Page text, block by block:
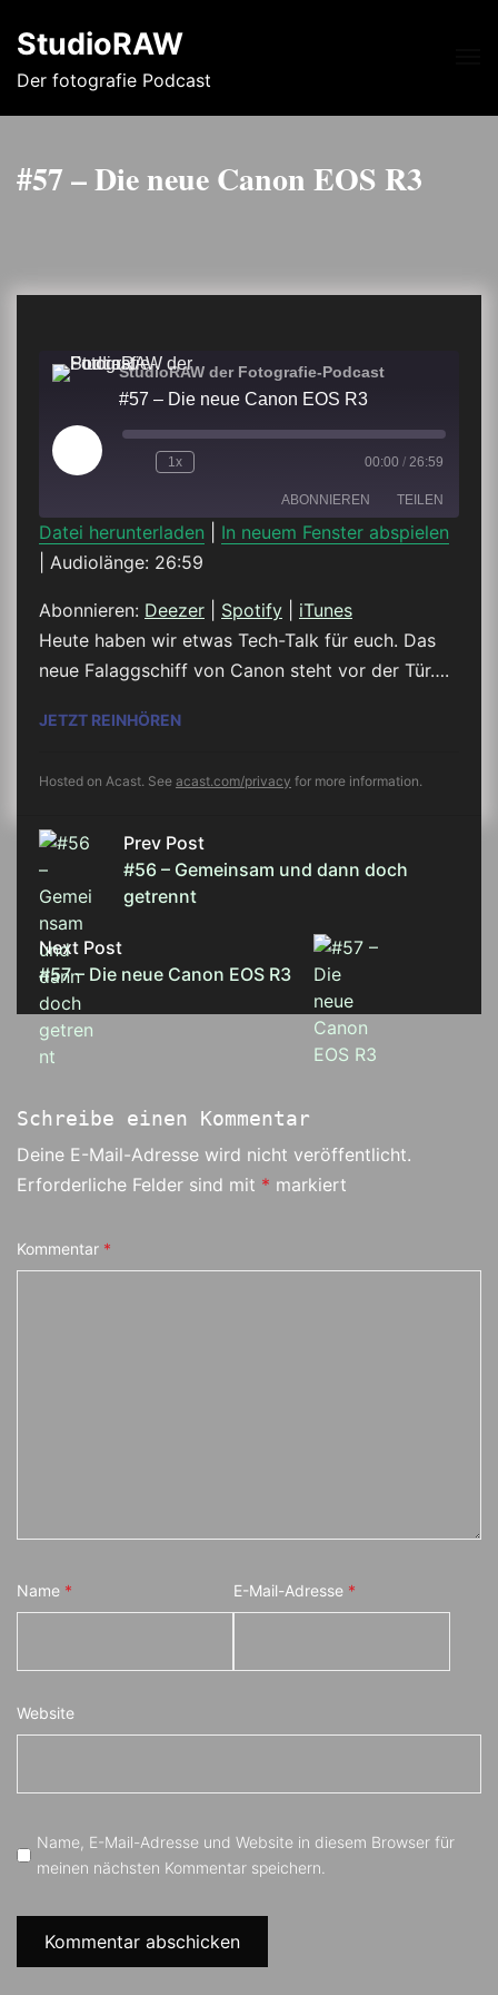
StudioRAW
Der fotografie Podcast
#57 – Die neue Canon EOS R3
StudioRAW der Fotografie-Podcast
#57 – Die neue Canon EOS R3
Play
Episode
1x 00:00 / 26:59
ABONNIEREN TEILEN
Deezer
RSS FEED
TEILEN
LINK
EMBED
Datei herunterladen
In neuem Fenster abspielen
Audiolänge: 26:59
Abonnieren: Deezer Spotify
iTunes
Heute haben wir etwas Tech-Talk für euch. Das
neue Falaggschiff von Canon steht vor der Tür….
JETZT REINHÖREN#57 – DIE NEUE CANON EOS R3
Hosted on Acast. See acast.com/privacy for more information.
Prev Post
#56 – Gemeinsam und dann doch
getrennt
Next Post
#57 – Die neue Canon EOS R3
Schreibe einen Kommentar
Deine E-Mail-Adresse wird nicht veröffentlicht.
Erforderliche Felder sind mit * markiert
Kommentar *
Name * E-Mail-Adresse *
Website
Name, E-Mail-Adresse und Website in diesem Browser für
meinen nächsten Kommentar speichern.